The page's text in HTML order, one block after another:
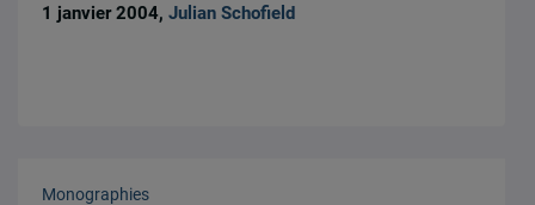
1 janvier 2004,Julian Schofield
Monographies